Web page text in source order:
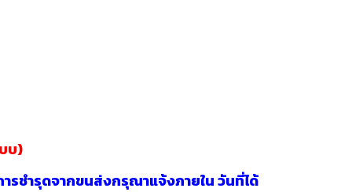
บ)
รชำรุดจากขนส่งกรุณาแจ้งภายใน วันที่ได้